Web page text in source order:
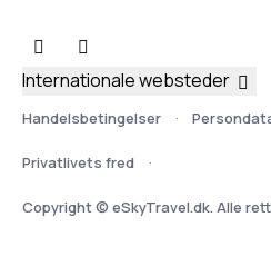
Handelsbetingelser
Privatlivets fred
Copyright © eSkyTravel.dk. Alle
Internationale websteder